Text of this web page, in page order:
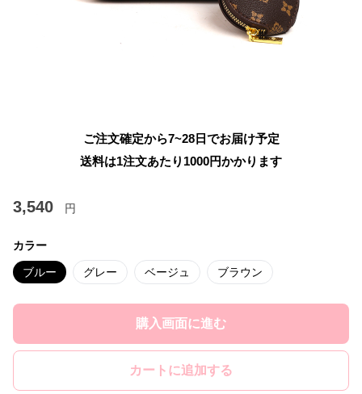
ご注文確定から7~28日でお届け予定
送料は1注文あたり 1000円かかります
3,540 円
カラー
ブルー グレー ベージュ ブラウン
購入画面に進む
カートに追加する